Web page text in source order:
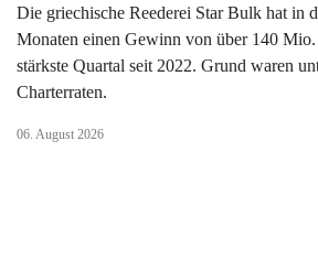
Die griechische Reederei Star Bulk hat in
Monaten einen Gewinn von über 140 Mio.
stärkste Quartal seit 2022. Grund waren
Charterraten.
06. August 2026